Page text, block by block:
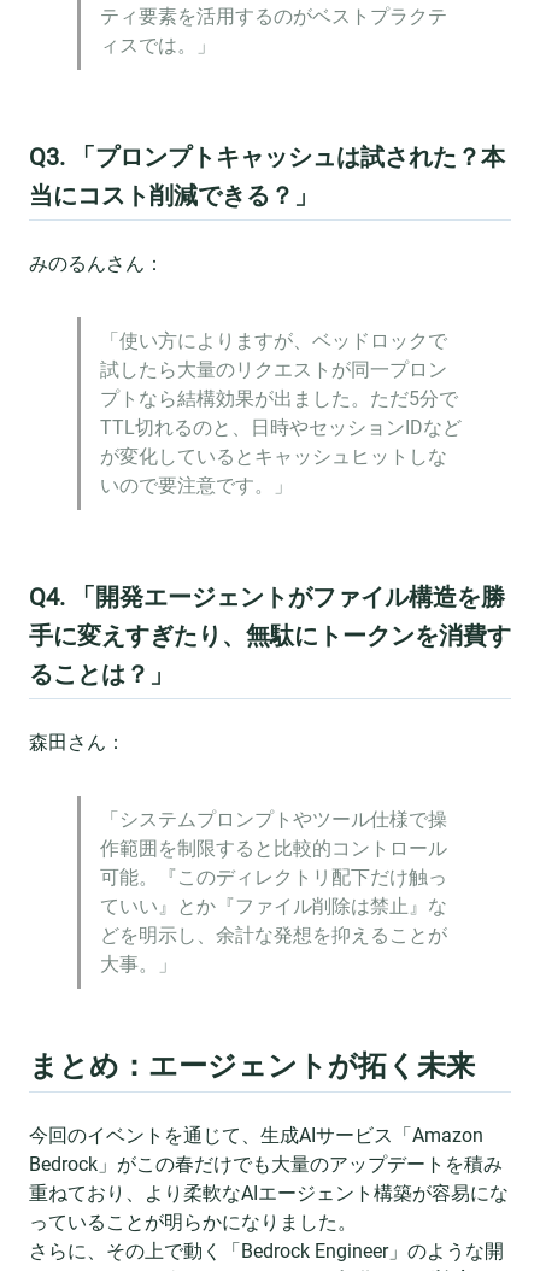
ティ要素を活用するのがベストプラクテ
ィスでは。」
Q3. 「プロンプトキャッシュは試された？本
当にコスト削減できる？」
みのるんさん：
「使い方によりますが、ベッドロックで
試したら大量のリクエストが同一プロン
プトなら結構効果が出ました。ただ5分で
TTL切れるのと、日時やセッションIDなど
が変化しているとキャッシュヒットしな
いので要注意です。」
Q4. 「開発エージェントがファイル構造を勝
手に変えすぎたり、無駄にトークンを消費す
ることは？」
森田さん：
「システムプロンプトやツール仕様で操
作範囲を制限すると比較的コントロール
可能。『このディレクトリ配下だけ触っ
ていい』とか『ファイル削除は禁止』な
どを明示し、余計な発想を抑えることが
大事。」
まとめ：エージェントが拓く未来
今回のイベントを通じて、生成AIサービス「Amazon
Bedrock」がこの春だけでも大量のアップデートを積み
重ねており、より柔軟なAIエージェント構築が容易にな
っていることが明らかになりました。
さらに、その上で動く「Bedrock Engineer」のような開